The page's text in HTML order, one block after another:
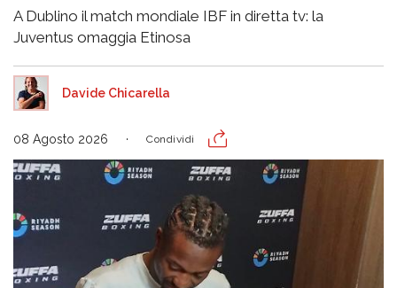
A Dublino il match mondiale IBF in diretta tv: la
Juventus omaggia Etinosa
Davide Chicarella
08 Agosto 2026 Condividi